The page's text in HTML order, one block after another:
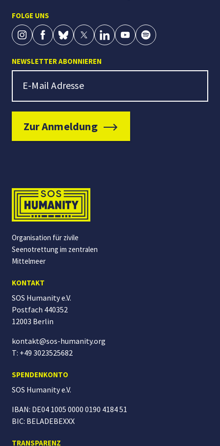
FOLGE UNS
NEWSLETTER ABONNIEREN
Newsletter Signup
E-Mail Adresse
Zur Anmeldung
Organisation für zivile
Seenotrettung im zentralen
Mittelmeer
KONTAKT
SOS Humanity e.V.
Postfach 440352
12003 Berlin
kontakt@sos-humanity.org
T: +49 3023525682
SPENDENKONTO
SOS Humanitye.V.
IBAN: DE04 1005 0000 0190 4184 51
BIC: BELADEBEXXX
TRANSPARENZ